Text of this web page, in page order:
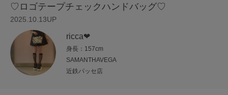
♡ロゴテープチェックハンドバッグ♡
2025.10.13UP
ricca❤︎
SAMANTHAVEGA
身長：157cm
近鉄パッセ店